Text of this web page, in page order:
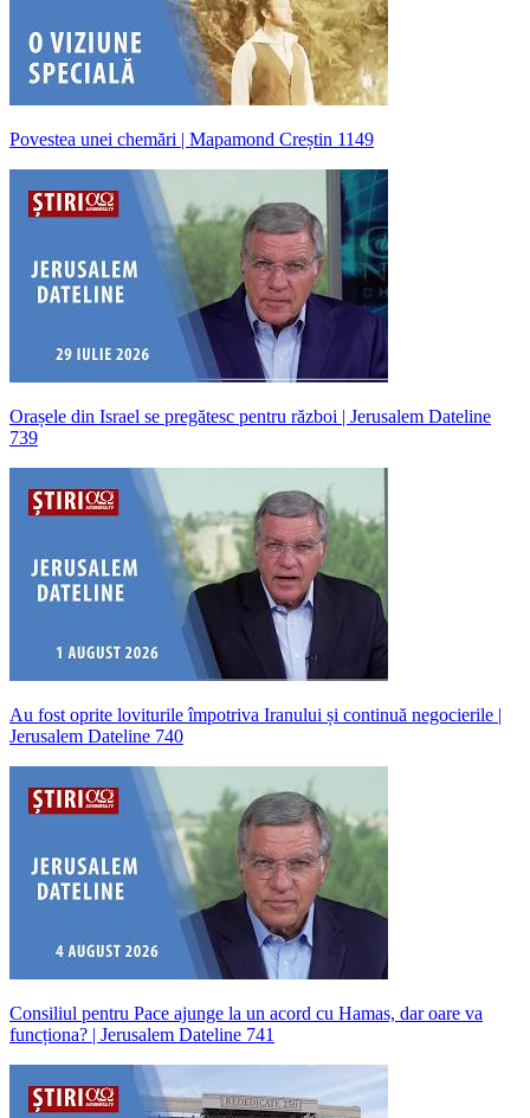
Povestea unei chemări | Mapamond Creștin 1149
Orașele din Israel se pregătesc pentru război | Jerusalem Dateline
739
Au fost oprite loviturile împotriva Iranului și continuă negocierile |
Jerusalem Dateline 740
Consiliul pentru Pace ajunge la un acord cu Hamas, dar oare va
funcționa? | Jerusalem Dateline 741